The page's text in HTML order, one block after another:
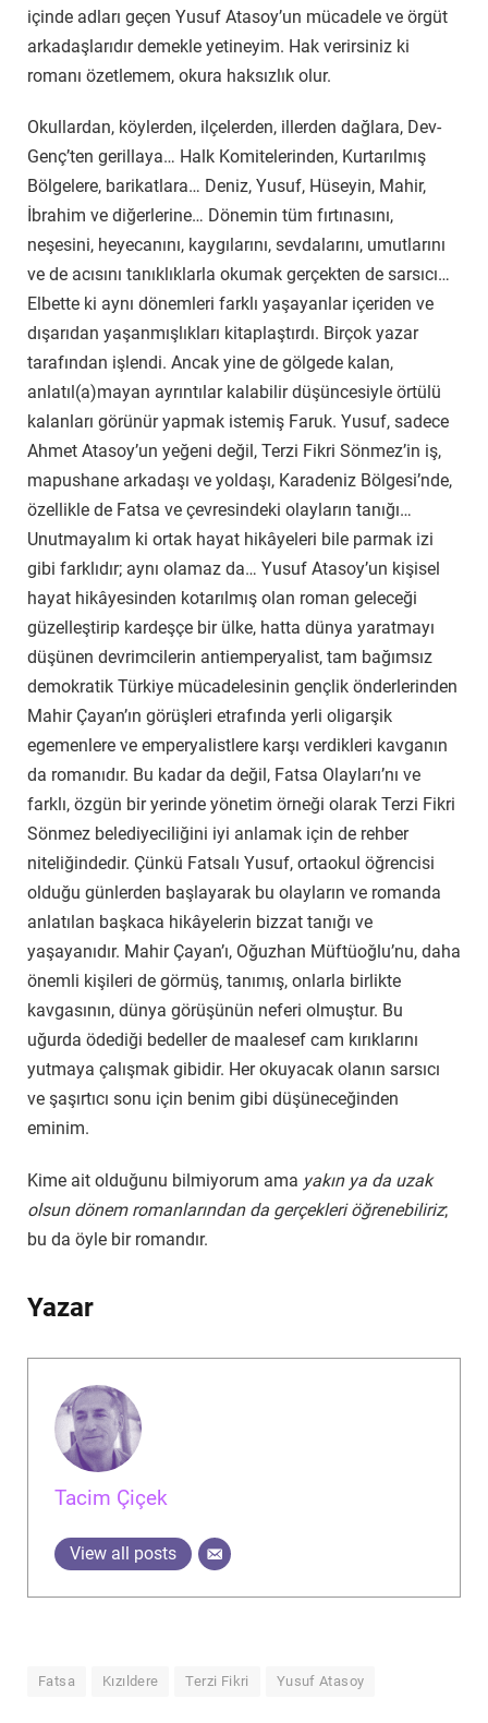
içinde adları geçen Yusuf Atasoy’un mücadele ve örgüt
arkadaşlarıdır demekle yetineyim. Hak verirsiniz ki
romanı özetlemem, okura haksızlık olur.
Okullardan, köylerden, ilçelerden, illerden dağlara, Dev-
Genç’ten gerillaya… Halk Komitelerinden, Kurtarılmış
Bölgelere, barikatlara… Deniz, Yusuf, Hüseyin, Mahir,
İbrahim ve diğerlerine… Dönemin tüm fırtınasını,
neşesini, heyecanını, kaygılarını, sevdalarını, umutlarını
ve de acısını tanıklıklarla okumak gerçekten de sarsıcı…
Elbette ki aynı dönemleri farklı yaşayanlar içeriden ve
dışarıdan yaşanmışlıkları kitaplaştırdı. Birçok yazar
tarafından işlendi. Ancak yine de gölgede kalan,
anlatıl(a)mayan ayrıntılar kalabilir düşüncesiyle örtülü
kalanları görünür yapmak istemiş Faruk. Yusuf, sadece
Ahmet Atasoy’un yeğeni değil, Terzi Fikri Sönmez’in iş,
mapushane arkadaşı ve yoldaşı, Karadeniz Bölgesi’nde,
özellikle de Fatsa ve çevresindeki olayların tanığı…
Unutmayalım ki ortak hayat hikâyeleri bile parmak izi
gibi farklıdır; aynı olamaz da… Yusuf Atasoy’un kişisel
hayat hikâyesinden kotarılmış olan roman geleceği
güzelleştirip kardeşçe bir ülke, hatta dünya yaratmayı
düşünen devrimcilerin antiemperyalist, tam bağımsız
demokratik Türkiye mücadelesinin gençlik önderlerinden
Mahir Çayan’ın görüşleri etrafında yerli oligarşik
egemenlere ve emperyalistlere karşı verdikleri kavganın
da romanıdır. Bu kadar da değil, Fatsa Olayları’nı ve
farklı, özgün bir yerinde yönetim örneği olarak Terzi Fikri
Sönmez belediyeciliğini iyi anlamak için de rehber
niteliğindedir. Çünkü Fatsalı Yusuf, ortaokul öğrencisi
olduğu günlerden başlayarak bu olayların ve romanda
anlatılan başkaca hikâyelerin bizzat tanığı ve
yaşayanıdır. Mahir Çayan’ı, Oğuzhan Müftüoğlu’nu, daha
önemli kişileri de görmüş, tanımış, onlarla birlikte
kavgasının, dünya görüşünün neferi olmuştur. Bu
uğurda ödediği bedeller de maalesef cam kırıklarını
yutmaya çalışmak gibidir. Her okuyacak olanın sarsıcı
ve şaşırtıcı sonu için benim gibi düşüneceğinden
eminim.
Kime ait olduğunu bilmiyorum ama yakın ya da uzak
olsun dönem romanlarından da gerçekleri öğrenebiliriz;
bu da öyle bir romandır.
Yazar
Tacim Çiçek
View all posts
Fatsa Kızıldere Terzi Fikri Yusuf Atasoy